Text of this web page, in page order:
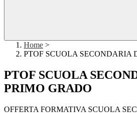
Home >
PTOF SCUOLA SECONDARIA
PTOF SCUOLA
PRIMO GRADO
OFFERTA FORMATIVA SCUOLA